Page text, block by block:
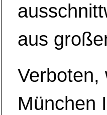
aus
Verboten,
München